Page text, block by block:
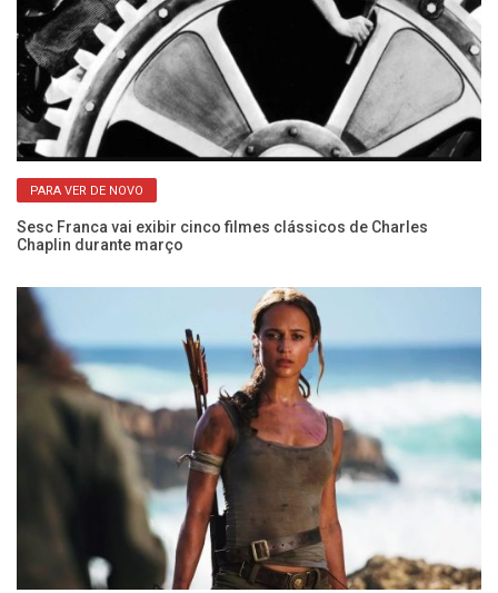
PARA VER DE NOVO
Sesc Franca vai exibir cinco filmes clássicos de Charles
Chaplin durante março